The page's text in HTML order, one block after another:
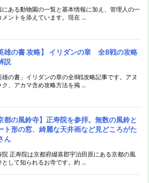
にある動物園の一覧と基本情報に加え、管理人の一
メントを添えています。現在 ...
雄の書 攻略】 イリダンの章 全8戦の攻略
説
雄の書」イリダンの章の全8戦攻略記事です。アヌ
ク、アカマ含め攻略方法を掲 ...
都の風鈴寺】正寿院を参拝。無数の風鈴と
ト形の窓、綺麗な天井画など見どころがた
ん
院 正寿院は京都府綴喜郡宇治田原にある京都の風
として知られるお寺です。約 ...